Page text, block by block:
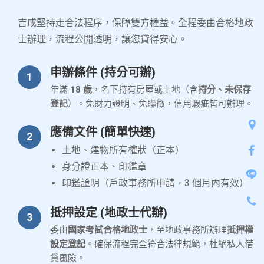
吉成堅持走合法程序，保障雙方權益。全程委由合格地政
士辦理，流程公開透明，讓您貸得安心。
1 申辦條件 (持分可辦)
年滿 18 歲 ，名下持有房屋或土地（含持分、未保存
登記）。免財力證明、免聯徵，信用瑕疵皆可辦理。
2 應備文件 (簡單快速)
土地、建物所有權狀（正本）
身分證正本、印鑑章
印鑑證明（戶政事務所申請，3 個月內有效）
3 抵押設定 (地政士代辦)
委由 國家考試合格地政士 ，至地政事務所辦理抵押權
設定登記 。確保流程完全符合法律規範，杜絕私人借
貸風險。